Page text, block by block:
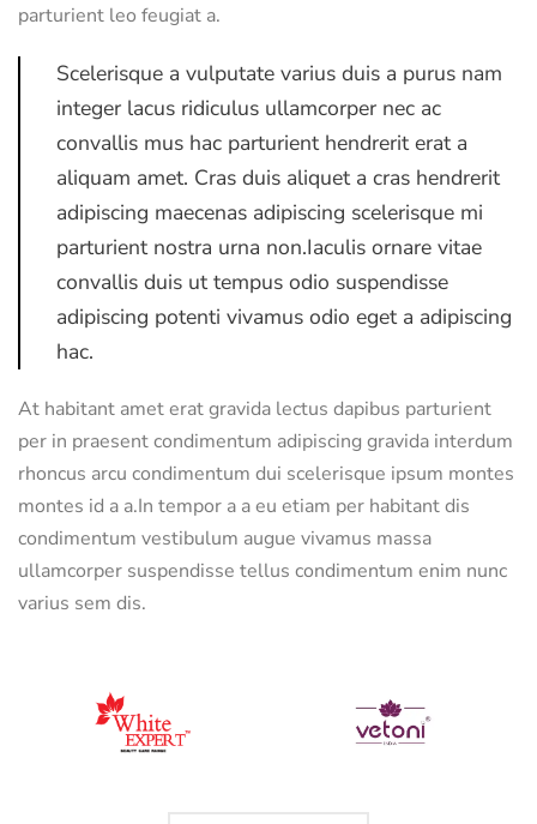
parturient leo feugiat a.
Scelerisque a vulputate varius duis a purus nam
integer lacus ridiculus ullamcorper nec ac
convallis mus hac parturient hendrerit erat a
aliquam amet. Cras duis aliquet a cras hendrerit
adipiscing maecenas adipiscing scelerisque mi
parturient nostra urna non.Iaculis ornare vitae
convallis duis ut tempus odio suspendisse
adipiscing potenti vivamus odio eget a adipiscing
hac.
At habitant amet erat gravida lectus dapibus parturient
per in praesent condimentum adipiscing gravida interdum
rhoncus arcu condimentum dui scelerisque ipsum montes
montes id a a.In tempor a a eu etiam per habitant dis
condimentum vestibulum augue vivamus massa
ullamcorper suspendisse tellus condimentum enim nunc
varius sem dis.